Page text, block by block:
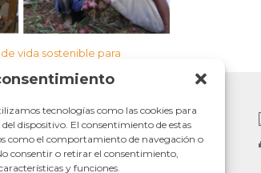
tecnologías como las cookies para
dispositivo. El consentimiento de estas
como el comportamiento de navegación o
consentir o retirar el consentimiento,
y funciones.
vida sostenible para
Oficinas centrales
Calle Mayor 6-local.
50001 Zaragoza (España)